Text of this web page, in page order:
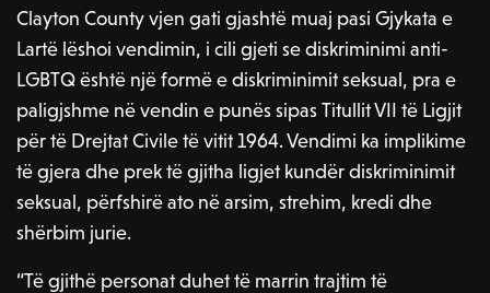
Clayton County vjen gati gjashtë muaj pasi Gjykata e
Lartë lëshoi ​​vendimin, i cili gjeti se diskriminimi anti-
LGBTQ është një formë e diskriminimit seksual, pra e
paligjshme në vendin e punës sipas Titullit VII të Ligjit
për të Drejtat Civile të vitit 1964. Vendimi ka implikime
të gjera dhe prek të gjitha ligjet kundër diskriminimit
seksual, përfshirë ato në arsim, strehim, kredi dhe
shërbim jurie.
“Të gjithë personat duhet të marrin trajtim të